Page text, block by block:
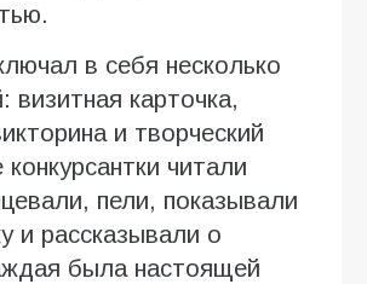
в себя несколько
визитная карточка,
и творческий
конкурсантки читали
пели, показывали
и рассказывали о
была настоящей